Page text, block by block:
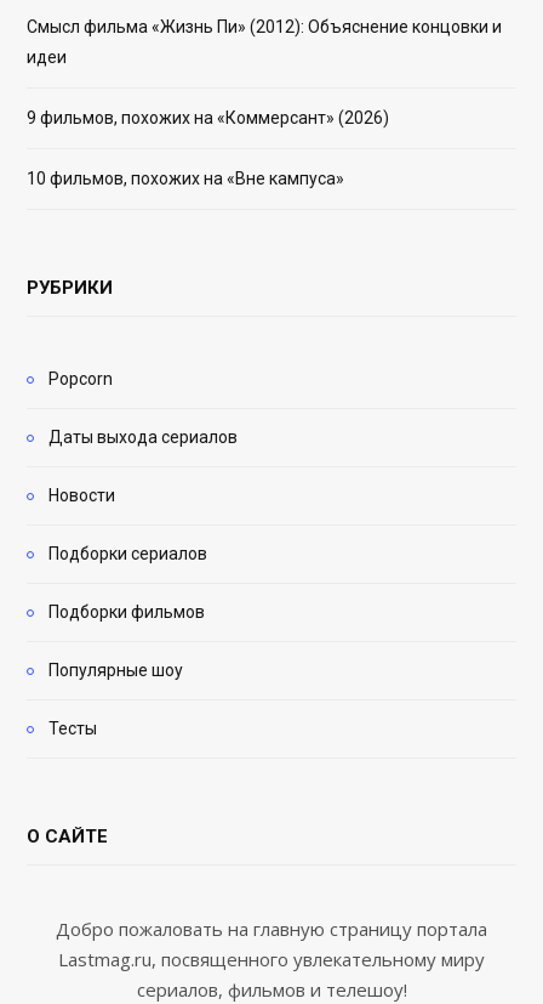
Смысл фильма «Жизнь Пи» (2012): Объяснение концовки и
идеи
9 фильмов, похожих на «Коммерсант» (2026)
10 фильмов, похожих на «Вне кампуса»
РУБРИКИ
Popcorn
Даты выхода сериалов
Новости
Подборки сериалов
Подборки фильмов
Популярные шоу
Тесты
О САЙТЕ
Добро пожаловать на главную страницу портала
Lastmag.ru, посвященного увлекательному миру
сериалов, фильмов и телешоу!